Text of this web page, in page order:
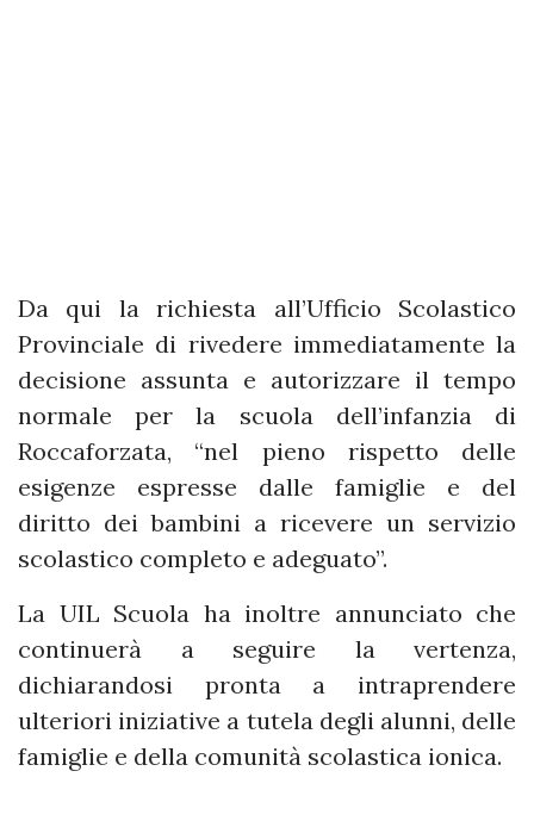
Da qui la richiesta all’Ufficio Scolastico
Provinciale di rivedere immediatamente la
decisione assunta e autorizzare il tempo
normale per la scuola dell’infanzia di
Roccaforzata, “nel pieno rispetto delle
esigenze espresse dalle famiglie e del
diritto dei bambini a ricevere un servizio
scolastico completo e adeguato”.
La UIL Scuola ha inoltre annunciato che
continuerà a seguire la vertenza,
dichiarandosi pronta a intraprendere
ulteriori iniziative a tutela degli alunni, delle
famiglie e della comunità scolastica ionica.